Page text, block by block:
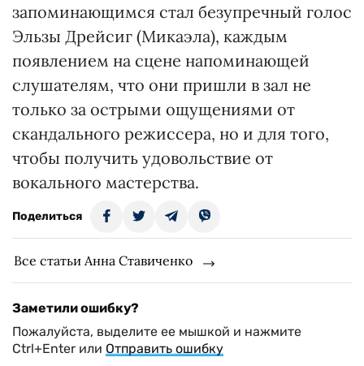
запоминающимся стал безупречный голос
Эльзы Дрейсиг (Микаэла), каждым
появлением на сцене напоминающей
слушателям, что они пришли в зал не
только за острыми ощущениями от
скандального режиссера, но и для того,
чтобы получить удовольствие от
вокального мастерства.
Поделиться
Все статьи Анна Ставиченко
Заметили ошибку?
Пожалуйста, выделите ее мышкой и нажмите
Ctrl+Enter или Отправить ошибку